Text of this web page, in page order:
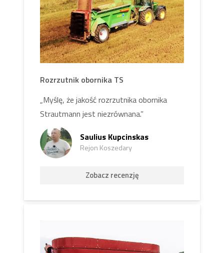
Rozrzutnik obornika TS
„Myślę, że jakość rozrzutnika obornika
Strautmann jest niezrównana.”
Saulius Kupcinskas
Rejon Koszedary
Zobacz recenzję